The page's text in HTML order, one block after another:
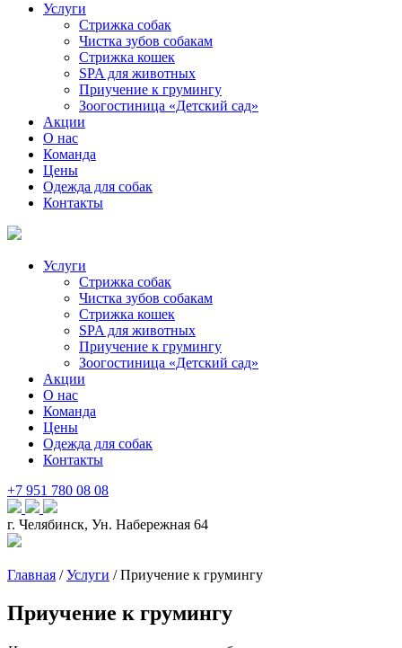
Услуги
Стрижка собак
Чистка зубов собакам
Стрижка кошек
SPA для животных
Приучение к грумингу
Зоогостиница «Детский сад»
Акции
О нас
Команда
Цены
Одежда для собак
Контакты
Услуги
Стрижка собак
Чистка зубов собакам
Стрижка кошек
SPA для животных
Приучение к грумингу
Зоогостиница «Детский сад»
Акции
О нас
Команда
Цены
Одежда для собак
Контакты
+7 951 780 08 08
г. Челябинск, Ун. Набережная 64
Главная /Услуги /Приучение к грумингу
Приучение к грумингу